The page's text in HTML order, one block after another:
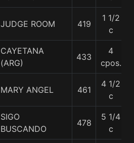
JUDGE ROOM 419
1 1/2
c
CAYETANA
(ARG)
433
4
cpos.
MARY ANGEL 461
4 1/2
c
SIGO
BUSCANDO
478
5 1/4
c